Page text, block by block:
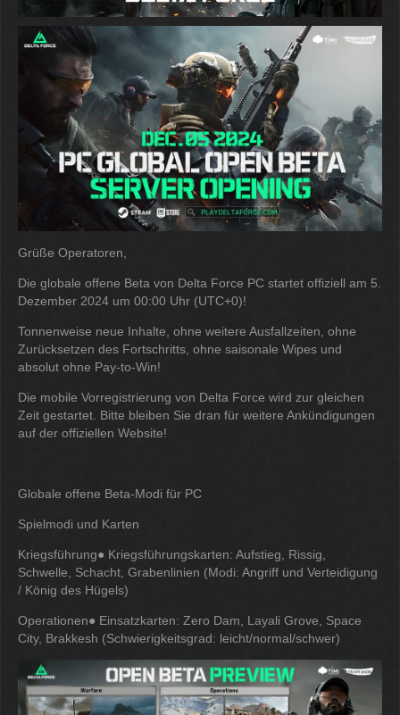
Grüße Operatoren,
Die globale offene Beta von Delta Force PC startet offiziell am 5.
Dezember 2024 um 00:00 Uhr (UTC+0)!
Tonnenweise neue Inhalte, ohne weitere Ausfallzeiten, ohne
Zurücksetzen des Fortschritts, ohne saisonale Wipes und
absolut ohne Pay-to-Win!
Die mobile Vorregistrierung von Delta Force wird zur gleichen
Zeit gestartet. Bitte bleiben Sie dran für weitere Ankündigungen
auf der offiziellen Website!
Globale offene Beta-Modi für PC
Spielmodi und Karten
Kriegsführung● Kriegsführungskarten: Aufstieg, Rissig,
Schwelle, Schacht, Grabenlinien (Modi: Angriff und Verteidigung
/ König des Hügels)
Operationen● Einsatzkarten: Zero Dam, Layali Grove, Space
City, Brakkesh (Schwierigkeitsgrad: leicht/normal/schwer)